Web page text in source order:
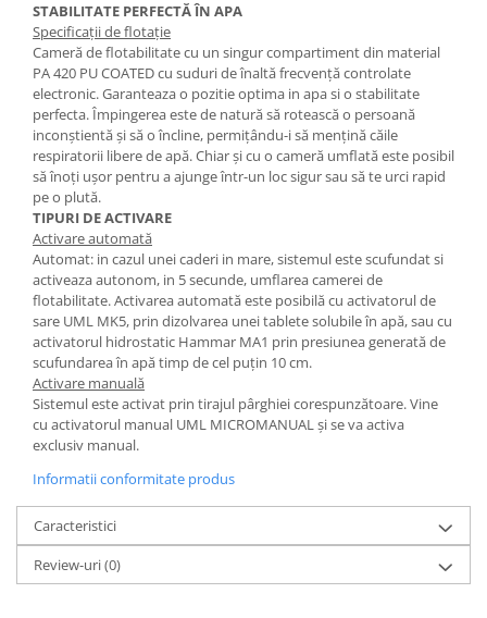
STABILITATE PERFECTĂ ÎN APA
Specificații de flotație
Cameră de flotabilitate cu un singur compartiment din material
PA 420 PU COATED cu suduri de înaltă frecvență controlate
electronic. Garanteaza o pozitie optima in apa si o stabilitate
perfecta. Împingerea este de natură să rotească o persoană
inconștientă și să o încline, permițându-i să mențină căile
respiratorii libere de apă. Chiar și cu o cameră umflată este posibil
să înoți ușor pentru a ajunge într-un loc sigur sau să te urci rapid
pe o plută.
TIPURI DE ACTIVARE
Activare automată
Automat: in cazul unei caderi in mare, sistemul este scufundat si
activeaza autonom, in 5 secunde, umflarea camerei de
flotabilitate. Activarea automată este posibilă cu activatorul de
sare UML MK5, prin dizolvarea unei tablete solubile în apă, sau cu
activatorul hidrostatic Hammar MA1 prin presiunea generată de
scufundarea în apă timp de cel puțin 10 cm.
Activare manuală
Sistemul este activat prin tirajul pârghiei corespunzătoare. Vine
cu activatorul manual UML MICROMANUAL și se va activa
exclusiv manual.
Informatii conformitate produs
Caracteristici
Review-uri(0)